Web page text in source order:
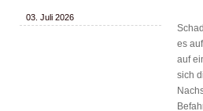
03. Juli 2026
es
auf
sich